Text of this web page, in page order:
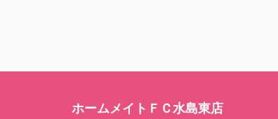
ホームメイトＦＣ水島東店